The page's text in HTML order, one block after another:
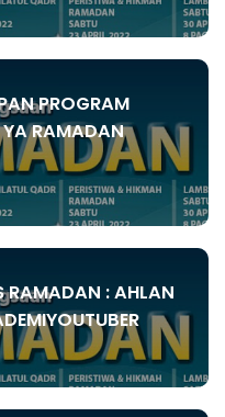
PROGRAM
RAMADAN
RAMADAN : AHLAN